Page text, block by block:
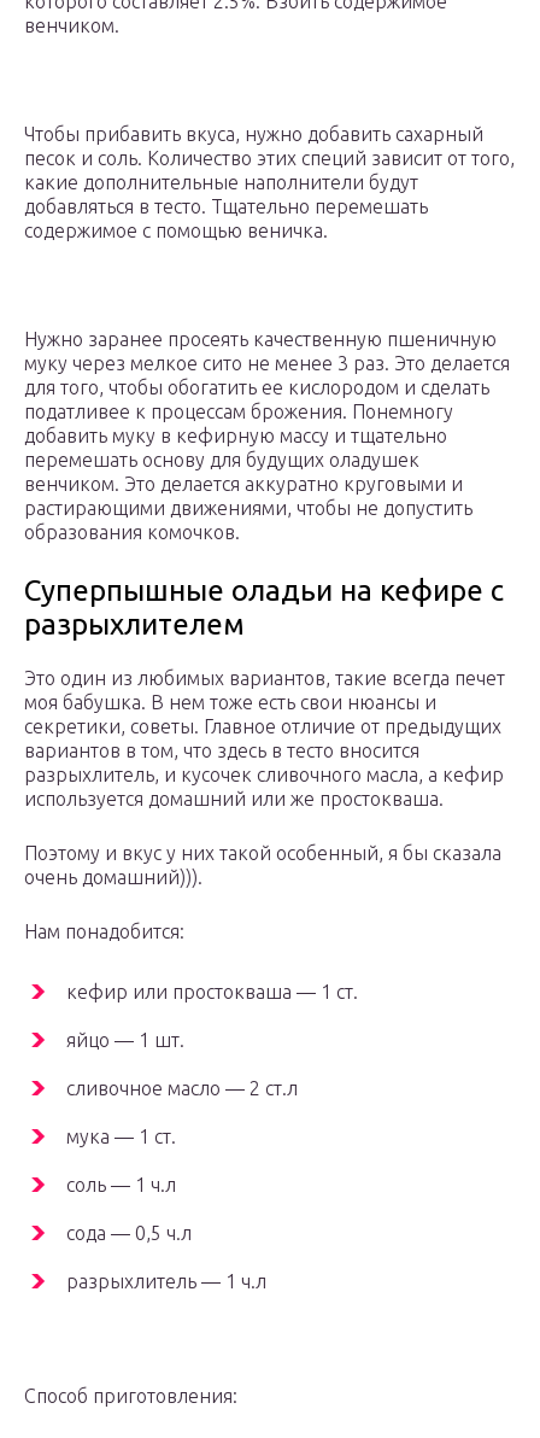
венчиком.
Чтобы прибавить вкуса, нужно добавить сахарный
песок и соль. Количество этих специй зависит от того,
какие дополнительные наполнители будут
добавляться в тесто. Тщательно перемешать
содержимое с помощью веничка.
Нужно заранее просеять качественную пшеничную
муку через мелкое сито не менее 3 раз. Это делается
для того, чтобы обогатить ее кислородом и сделать
податливее к процессам брожения. Понемногу
добавить муку в кефирную массу и тщательно
перемешать основу для будущих оладушек
венчиком. Это делается аккуратно круговыми и
растирающими движениями, чтобы не допустить
образования комочков.
Суперпышные оладьи на кефире с
разрыхлителем
Это один из любимых вариантов, такие всегда печет
моя бабушка. В нем тоже есть свои нюансы и
секретики, советы. Главное отличие от предыдущих
вариантов в том, что здесь в тесто вносится
разрыхлитель, и кусочек сливочного масла, а кефир
используется домашний или же простокваша.
Поэтому и вкус у них такой особенный, я бы сказала
очень домашний))).
Нам понадобится:
кефир или простокваша — 1 ст.
яйцо — 1 шт.
сливочное масло — 2 ст.л
мука — 1 ст.
соль — 1 ч.л
сода — 0,5 ч.л
разрыхлитель — 1 ч.л
Способ приготовления: